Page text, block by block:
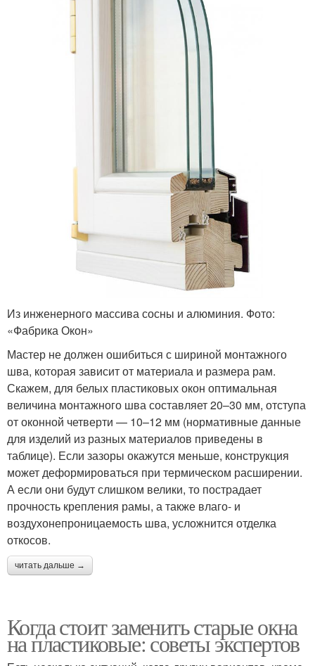
Из инженерного массива сосны и алюминия. Фото:
«Фабрика Окон»
Мастер не должен ошибиться с шириной монтажного
шва, которая зависит от материала и размера рам.
Скажем, для белых пластиковых окон оптимальная
величина монтажного шва составляет 20–30 мм, отступа
от оконной четверти — 10–12 мм (нормативные данные
для изделий из разных материалов приведены в
таблице). Если зазоры окажутся меньше, конструкция
может деформироваться при термическом расширении.
А если они будут слишком велики, то пострадает
прочность крепления рамы, а также влаго- и
воздухонепроницаемость шва, усложнится отделка
откосов.
читать дальше →
Когда стоит заменить старые окна
на пластиковые: советы экспертов